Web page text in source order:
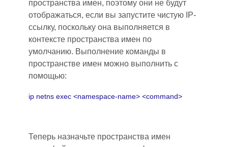
пространства имен, поэтому они не будут
отображаться, если вы запустите чистую IP-
ссылку, поскольку она выполняется в
контексте пространства имен по
умолчанию. Выполнение команды в
пространстве имен можно выполнить с
помощью:
ip netns exec <namespace-name> <command>
Теперь назначьте пространства имен